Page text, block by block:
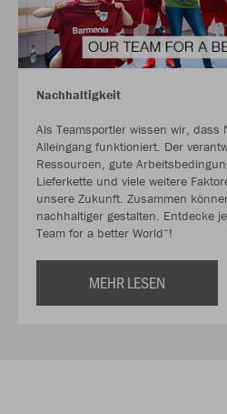
Nachhaltigkeit
Als Teamsportler wissen wir, dass
Alleingang funktioniert. Der
Ressourcen, gute
Lieferkette und viele weitere
unsere Zukunft. Zusammen
nachhaltiger gestalten. Entdecke
Team for a better World“!
MEHR LESEN